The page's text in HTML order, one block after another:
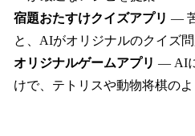
宿題おたすけクイズアプリ ―
と、AIがオリジナルのクイズ
オリジナルゲームアプリ ― AI
けで、テトリスや動物将棋の